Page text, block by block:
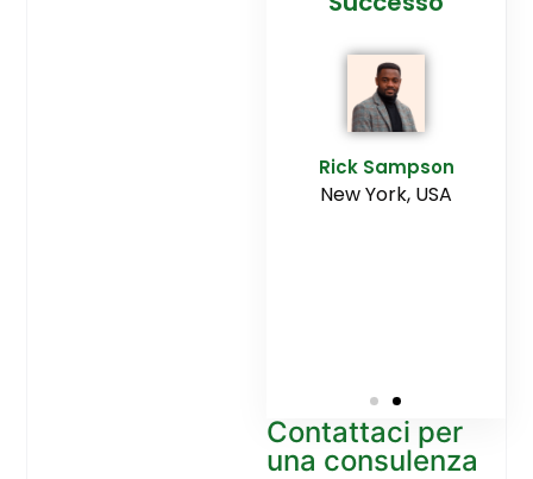
Rick Sampson
New York, USA
Contattaci per
una consulenza